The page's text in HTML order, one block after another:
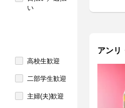
い
高校生歓迎
二部学生歓迎
主婦(夫)歓迎
アンリ